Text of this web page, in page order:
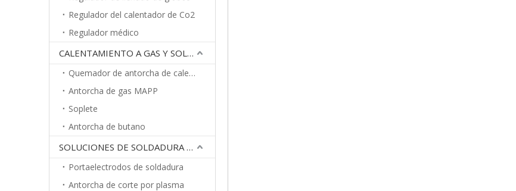
Regulador del calentador de Co2
Regulador médico
CALENTAMIENTO A GAS Y SOLDADURA
Quemador de antorcha de calentamiento
Antorcha de gas MAPP
Soplete
Antorcha de butano
SOLUCIONES DE SOLDADURA POR ARCO
Portaelectrodos de soldadura
Antorcha de corte por plasma